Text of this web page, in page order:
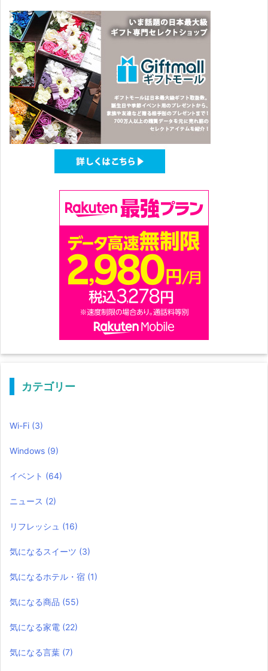
カテゴリー
Wi-Fi (3)
Windows (9)
イベント (64)
ニュース (2)
リフレッシュ (16)
気になるスイーツ (3)
気になるホテル・宿 (1)
気になる商品 (55)
気になる家電 (22)
気になる言葉 (7)